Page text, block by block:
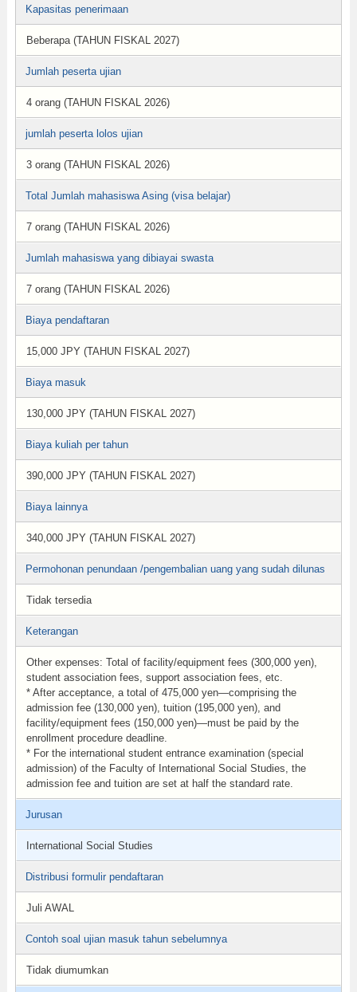
Kapasitas penerimaan
Beberapa (TAHUN FISKAL 2027)
Jumlah peserta ujian
4 orang (TAHUN FISKAL 2026)
jumlah peserta lolos ujian
3 orang (TAHUN FISKAL 2026)
Total Jumlah mahasiswa Asing (visa belajar)
7 orang (TAHUN FISKAL 2026)
Jumlah mahasiswa yang dibiayai swasta
7 orang (TAHUN FISKAL 2026)
Biaya pendaftaran
15,000 JPY (TAHUN FISKAL 2027)
Biaya masuk
130,000 JPY (TAHUN FISKAL 2027)
Biaya kuliah per tahun
390,000 JPY (TAHUN FISKAL 2027)
Biaya lainnya
340,000 JPY (TAHUN FISKAL 2027)
Permohonan penundaan /pengembalian uang yang sudah dilunas
Tidak tersedia
Keterangan
Other expenses: Total of facility/equipment fees (300,000 yen),
student association fees, support association fees, etc.
* After acceptance, a total of 475,000 yen—comprising the
admission fee (130,000 yen), tuition (195,000 yen), and
facility/equipment fees (150,000 yen)—must be paid by the
enrollment procedure deadline.
* For the international student entrance examination (special
admission) of the Faculty of International Social Studies, the
admission fee and tuition are set at half the standard rate.
Jurusan
International Social Studies
Distribusi formulir pendaftaran
Juli AWAL
Contoh soal ujian masuk tahun sebelumnya
Tidak diumumkan